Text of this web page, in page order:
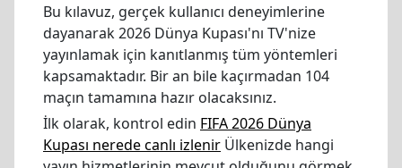
Bu kılavuz, gerçek kullanıcı deneyimlerine
dayanarak 2026 Dünya Kupası'nı TV'nize
yayınlamak için kanıtlanmış tüm yöntemleri
kapsamaktadır. Bir an bile kaçırmadan 104
maçın tamamına hazır olacaksınız.
İlk olarak, kontrol edin FIFA 2026 Dünya
Kupası nerede canlı izlenir Ülkenizde hangi